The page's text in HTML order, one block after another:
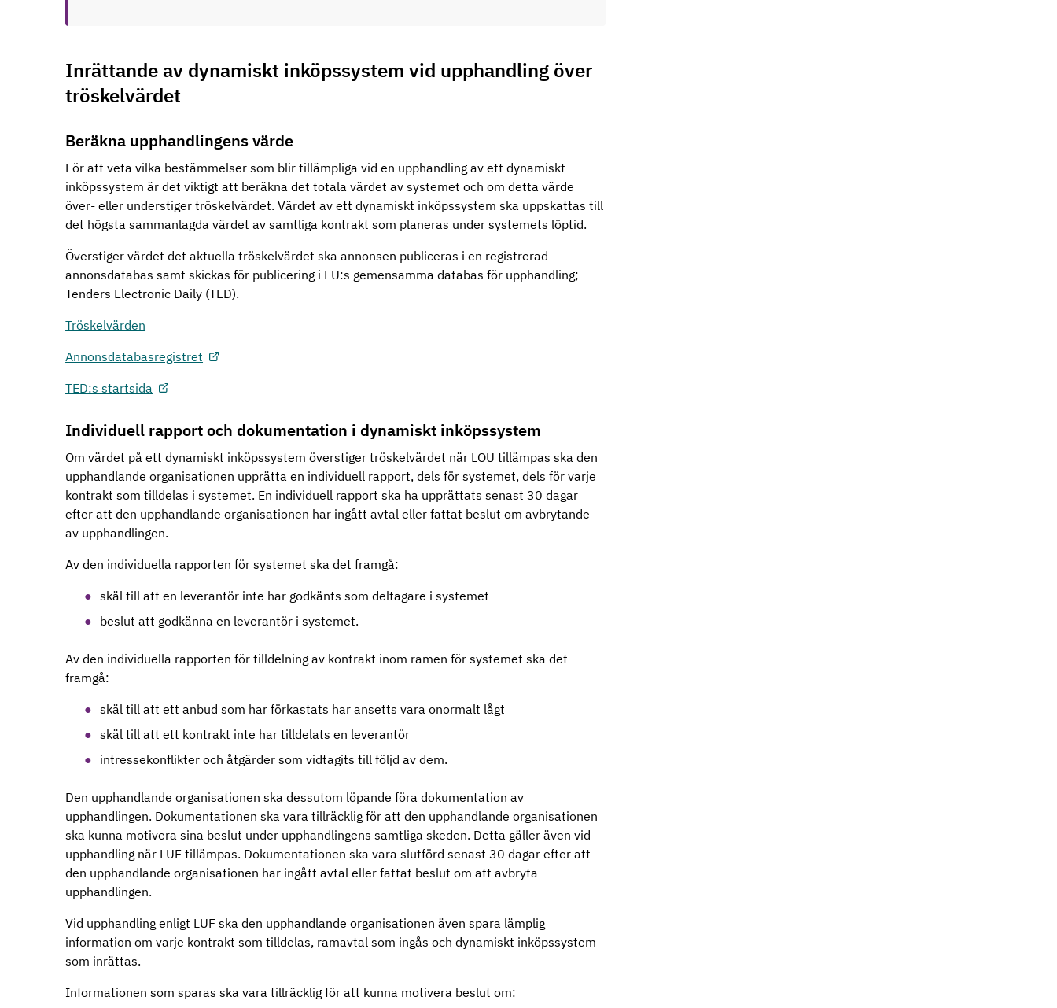
Inrättande av dynamiskt inköpssystem vid upphandling över
tröskelvärdet
Beräkna upphandlingens värde
För att veta vilka bestämmelser som blir tillämpliga vid en upphandling av ett dynamiskt
inköpssystem är det viktigt att beräkna det totala värdet av systemet och om detta värde
över- eller understiger tröskelvärdet. Värdet av ett dynamiskt inköpssystem ska uppskattas till
det högsta sammanlagda värdet av samtliga kontrakt som planeras under systemets löptid.
Överstiger värdet det aktuella tröskelvärdet ska annonsen publiceras i en registrerad
annonsdatabas samt skickas för publicering i EU:s gemensamma databas för upphandling;
Tenders Electronic Daily (TED).
Tröskelvärden
Annonsdatabasregistret
TED:s startsida
Individuell rapport och dokumentation i dynamiskt inköpssystem
Om värdet på ett dynamiskt inköpssystem överstiger tröskelvärdet när LOU tillämpas ska den
upphandlande organisationen upprätta en individuell rapport, dels för systemet, dels för varje
kontrakt som tilldelas i systemet. En individuell rapport ska ha upprättats senast 30 dagar
efter att den upphandlande organisationen har ingått avtal eller fattat beslut om avbrytande
av upphandlingen.
Av den individuella rapporten för systemet ska det framgå:
skäl till att en leverantör inte har godkänts som deltagare i systemet
beslut att godkänna en leverantör i systemet.
Av den individuella rapporten för tilldelning av kontrakt inom ramen för systemet ska det
framgå:
skäl till att ett anbud som har förkastats har ansetts vara onormalt lågt
skäl till att ett kontrakt inte har tilldelats en leverantör
intressekonflikter och åtgärder som vidtagits till följd av dem.
Den upphandlande organisationen ska dessutom löpande föra dokumentation av
upphandlingen. Dokumentationen ska vara tillräcklig för att den upphandlande organisationen
ska kunna motivera sina beslut under upphandlingens samtliga skeden. Detta gäller även vid
upphandling när LUF tillämpas. Dokumentationen ska vara slutförd senast 30 dagar efter att
den upphandlande organisationen har ingått avtal eller fattat beslut om att avbryta
upphandlingen.
Vid upphandling enligt LUF ska den upphandlande organisationen även spara lämplig
information om varje kontrakt som tilldelas, ramavtal som ingås och dynamiskt inköpssystem
som inrättas.
Informationen som sparas ska vara tillräcklig för att kunna motivera beslut om: